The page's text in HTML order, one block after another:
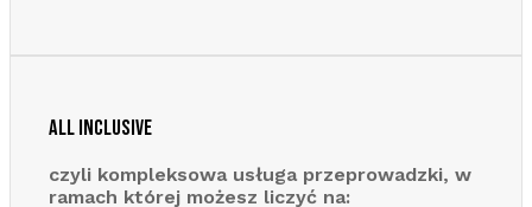
ALL INCLUSIVE
czyli kompleksowa usługa przeprowadzki, w
ramach której możesz liczyć na: